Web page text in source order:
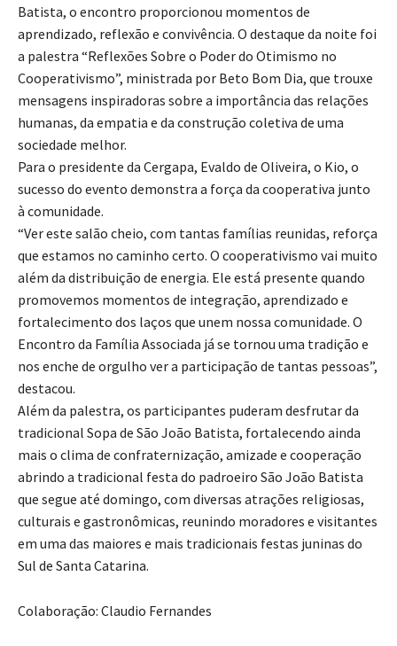
Batista, o encontro proporcionou momentos de
aprendizado, reflexão e convivência. O destaque da noite foi
a palestra “Reflexões Sobre o Poder do Otimismo no
Cooperativismo”, ministrada por Beto Bom Dia, que trouxe
mensagens inspiradoras sobre a importância das relações
humanas, da empatia e da construção coletiva de uma
sociedade melhor.
Para o presidente da Cergapa, Evaldo de Oliveira, o Kio, o
sucesso do evento demonstra a força da cooperativa junto
à comunidade.
“Ver este salão cheio, com tantas famílias reunidas, reforça
que estamos no caminho certo. O cooperativismo vai muito
além da distribuição de energia. Ele está presente quando
promovemos momentos de integração, aprendizado e
fortalecimento dos laços que unem nossa comunidade. O
Encontro da Família Associada já se tornou uma tradição e
nos enche de orgulho ver a participação de tantas pessoas”,
destacou.
Além da palestra, os participantes puderam desfrutar da
tradicional Sopa de São João Batista, fortalecendo ainda
mais o clima de confraternização, amizade e cooperação
abrindo a tradicional festa do padroeiro São João Batista
que segue até domingo, com diversas atrações religiosas,
culturais e gastronômicas, reunindo moradores e visitantes
em uma das maiores e mais tradicionais festas juninas do
Sul de Santa Catarina.
Colaboração: Claudio Fernandes